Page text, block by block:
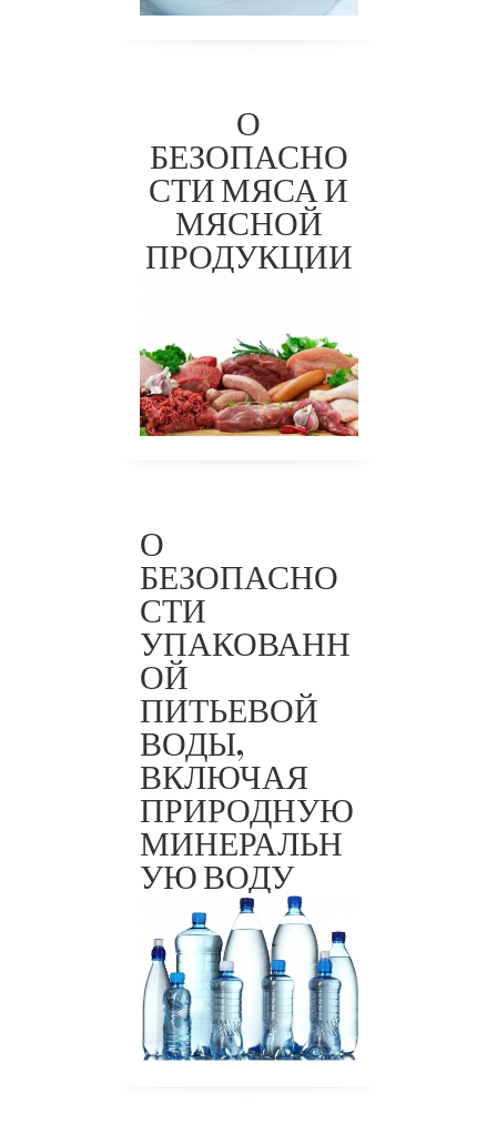
ТР ТС
034/201
О
БЕЗОПАСНО
СТИ МЯСА И
МЯСНОЙ
ПРОДУКЦИИ
ТР
ЕАЭС
044/201
7
О
БЕЗОПАСНО
СТИ
УПАКОВАНН
ОЙ
ПИТЬЕВОЙ
ВОДЫ,
ВКЛЮЧАЯ
ПРИРОДНУЮ
МИНЕРАЛЬН
УЮ ВОДУ